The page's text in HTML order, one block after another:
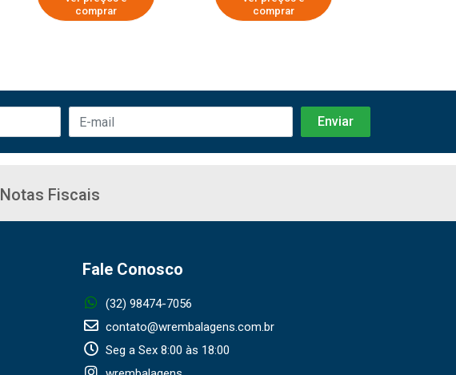
comprar
comprar
Notas Fiscais
Fale Conosco
(32) 98474-7056
contato@wrembalagens.com.br
Seg a Sex 8:00 às 18:00